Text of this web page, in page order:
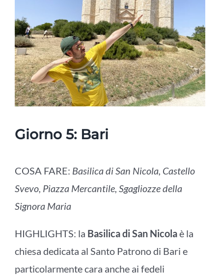
Giorno 5: Bari
COSA FARE: Basilica di San Nicola, Castello
Svevo, Piazza Mercantile, Sgagliozze della
Signora Maria
HIGHLIGHTS: la Basilica di San Nicolaè la
chiesa dedicata al Santo Patrono di Bari e
particolarmente cara anche ai fedeli